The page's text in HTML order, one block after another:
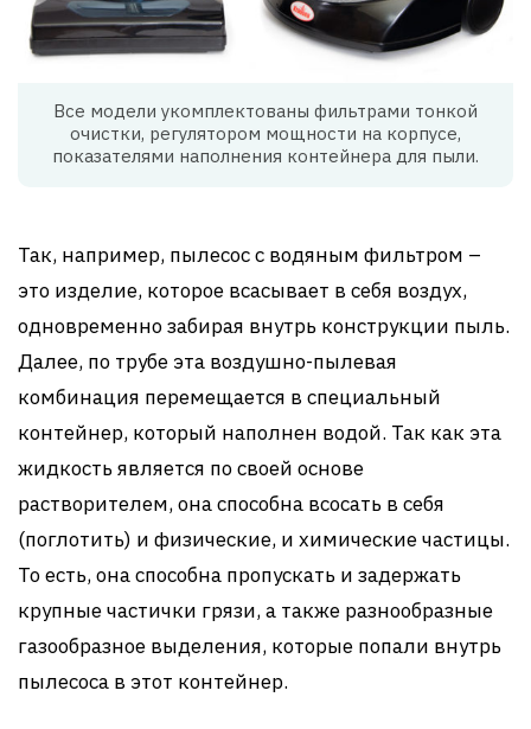
Все модели укомплектованы фильтрами тонкой
очистки, регулятором мощности на корпусе,
показателями наполнения контейнера для пыли.
Так, например, пылесос с водяным фильтром –
это изделие, которое всасывает в себя воздух,
одновременно забирая внутрь конструкции пыль.
Далее, по трубе эта воздушно-пылевая
комбинация перемещается в специальный
контейнер, который наполнен водой. Так как эта
жидкость является по своей основе
растворителем, она способна всосать в себя
(поглотить) и физические, и химические частицы.
То есть, она способна пропускать и задержать
крупные частички грязи, а также разнообразные
газообразное выделения, которые попали внутрь
пылесоса в этот контейнер.